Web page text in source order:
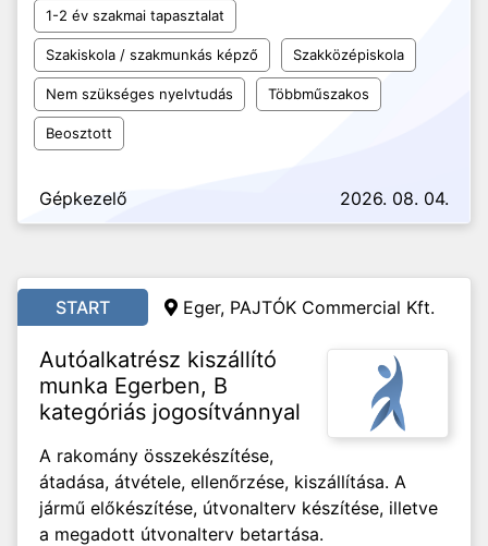
1-2 év szakmai tapasztalat
Szakiskola / szakmunkás képző Szakközépiskola
Nem szükséges nyelvtudás Többműszakos
Beosztott
Gépkezelő 2026. 08. 04.
START Eger, PAJTÓK Commercial Kft.
Autóalkatrész kiszállító
munka Egerben, B
kategóriás jogosítvánnyal
A rakomány összekészítése,
átadása, átvétele, ellenőrzése, kiszállítása. A
jármű előkészítése, útvonalterv készítése, illetve
a megadott útvonalterv betartása.